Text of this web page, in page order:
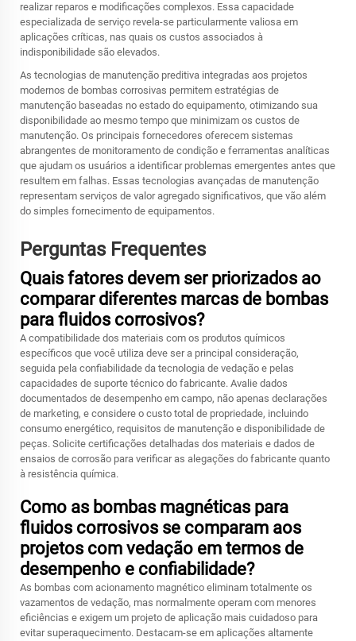
realizar reparos e modificações complexos. Essa capacidade
especializada de serviço revela-se particularmente valiosa em
aplicações críticas, nas quais os custos associados à
indisponibilidade são elevados.
As tecnologias de manutenção preditiva integradas aos projetos
modernos de bombas corrosivas permitem estratégias de
manutenção baseadas no estado do equipamento, otimizando sua
disponibilidade ao mesmo tempo que minimizam os custos de
manutenção. Os principais fornecedores oferecem sistemas
abrangentes de monitoramento de condição e ferramentas analíticas
que ajudam os usuários a identificar problemas emergentes antes que
resultem em falhas. Essas tecnologias avançadas de manutenção
representam serviços de valor agregado significativos, que vão além
do simples fornecimento de equipamentos.
Perguntas Frequentes
Quais fatores devem ser priorizados ao
comparar diferentes marcas de bombas
para fluidos corrosivos?
A compatibilidade dos materiais com os produtos químicos
específicos que você utiliza deve ser a principal consideração,
seguida pela confiabilidade da tecnologia de vedação e pelas
capacidades de suporte técnico do fabricante. Avalie dados
documentados de desempenho em campo, não apenas declarações
de marketing, e considere o custo total de propriedade, incluindo
consumo energético, requisitos de manutenção e disponibilidade de
peças. Solicite certificações detalhadas dos materiais e dados de
ensaios de corrosão para verificar as alegações do fabricante quanto
à resistência química.
Como as bombas magnéticas para
fluidos corrosivos se comparam aos
projetos com vedação em termos de
desempenho e confiabilidade?
As bombas com acionamento magnético eliminam totalmente os
vazamentos de vedação, mas normalmente operam com menores
eficiências e exigem um projeto de aplicação mais cuidadoso para
evitar superaquecimento. Destacam-se em aplicações altamente